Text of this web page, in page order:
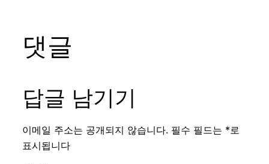
댓글
답글 남기기
이메일 주소는 공개되지 않습니다. 필수 필드는 *로
표시됩니다